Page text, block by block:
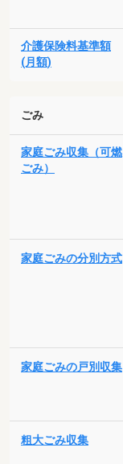
介護保険料基準額
(月額)
ごみ
家庭ごみ収集（可燃
ごみ）
家庭ごみの分別方式
家庭ごみの戸別収集
粗大ごみ収集